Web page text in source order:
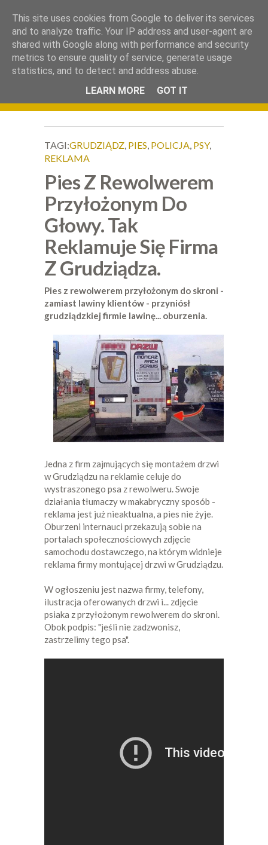
Okiem Obiektywu.
TAGI:GRUDZIĄDZ, PIES, POLICJA, PSY,
REKLAMA
Pies Z Rewolwerem
Przyłożonym Do
Głowy. Tak
Reklamuje Się Firma
Z Grudziądza.
Pies z rewolwerem przyłożonym do skroni -
zamiast lawiny klientów - przyniósł
grudziądzkiej firmie lawinę... oburzenia.
Jedna z firm zajmujących się montażem drzwi
w Grudziądzu na reklamie celuje do
wystraszonego psa z rewolweru. Swoje
działania tłumaczy w makabryczny sposób -
reklama jest już nieaktualna, a pies nie żyje.
Oburzeni internauci przekazują sobie na
portalach społecznościowych zdjęcie
samochodu dostawczego, na którym widnieje
reklama firmy montującej drzwi w Grudziądzu.
W ogłoszeniu jest nazwa firmy, telefony,
ilustracja oferowanych drzwi i... zdjęcie
psiaka z przyłożonym rewolwerem do skroni.
Obok podpis: "jeśli nie zadzwonisz,
zastrzelimy tego psa".
This site uses cookies from Google to deliver its services
and to analyze traffic. Your IP address and user-agent are
shared with Google along with performance and security
metrics to ensure quality of service, generate usage
statistics, and to detect and address abuse.
LEARN MORE
GOT IT